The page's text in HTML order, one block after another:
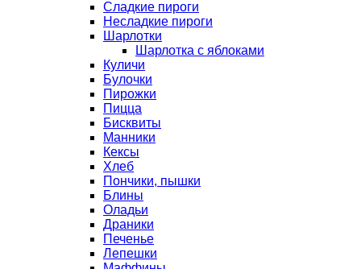
Сладкие пироги
Несладкие пироги
Шарлотки
Шарлотка с яблоками
Куличи
Булочки
Пирожки
Пицца
Бисквиты
Манники
Кексы
Хлеб
Пончики, пышки
Блины
Оладьи
Драники
Печенье
Лепешки